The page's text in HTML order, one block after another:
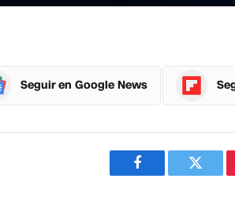
Seguir en Google News
Facebook